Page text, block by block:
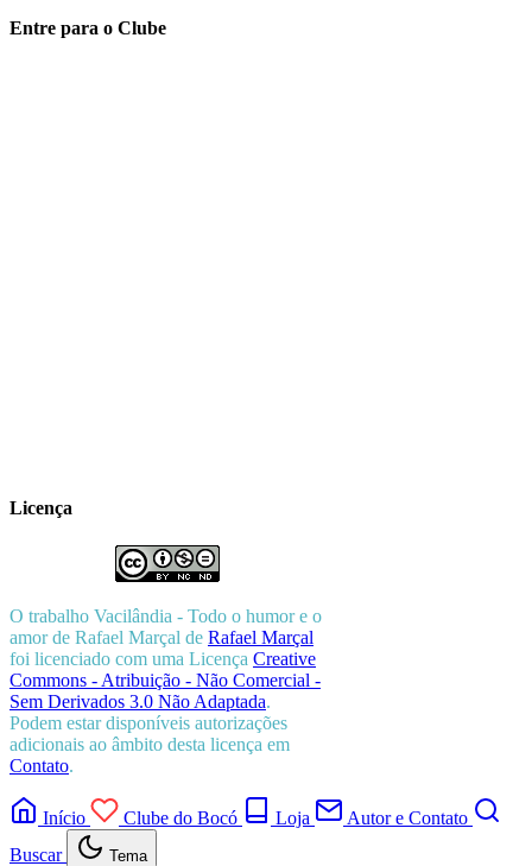
Entre para o Clube
Licença
O trabalho Vacilândia - Todo o humor e o
amor de Rafael Marçal de Rafael Marçal
foi licenciado com uma Licença Creative
Commons - Atribuição - Não Comercial -
Sem Derivados 3.0 Não Adaptada.
Podem estar disponíveis autorizações
adicionais ao âmbito desta licença em
Contato.
Início Clube do Bocó Loja
Autor e Contato
Buscar
Tema